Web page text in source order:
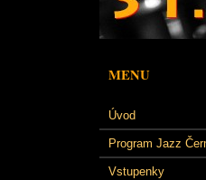
MENU
Úvod
Program Jazz
Vstupenky